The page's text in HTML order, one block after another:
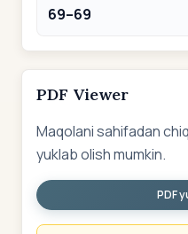
69–69
PDF Viewer
Maqolani sahifadan
yuklab olish mumkin.
PDF